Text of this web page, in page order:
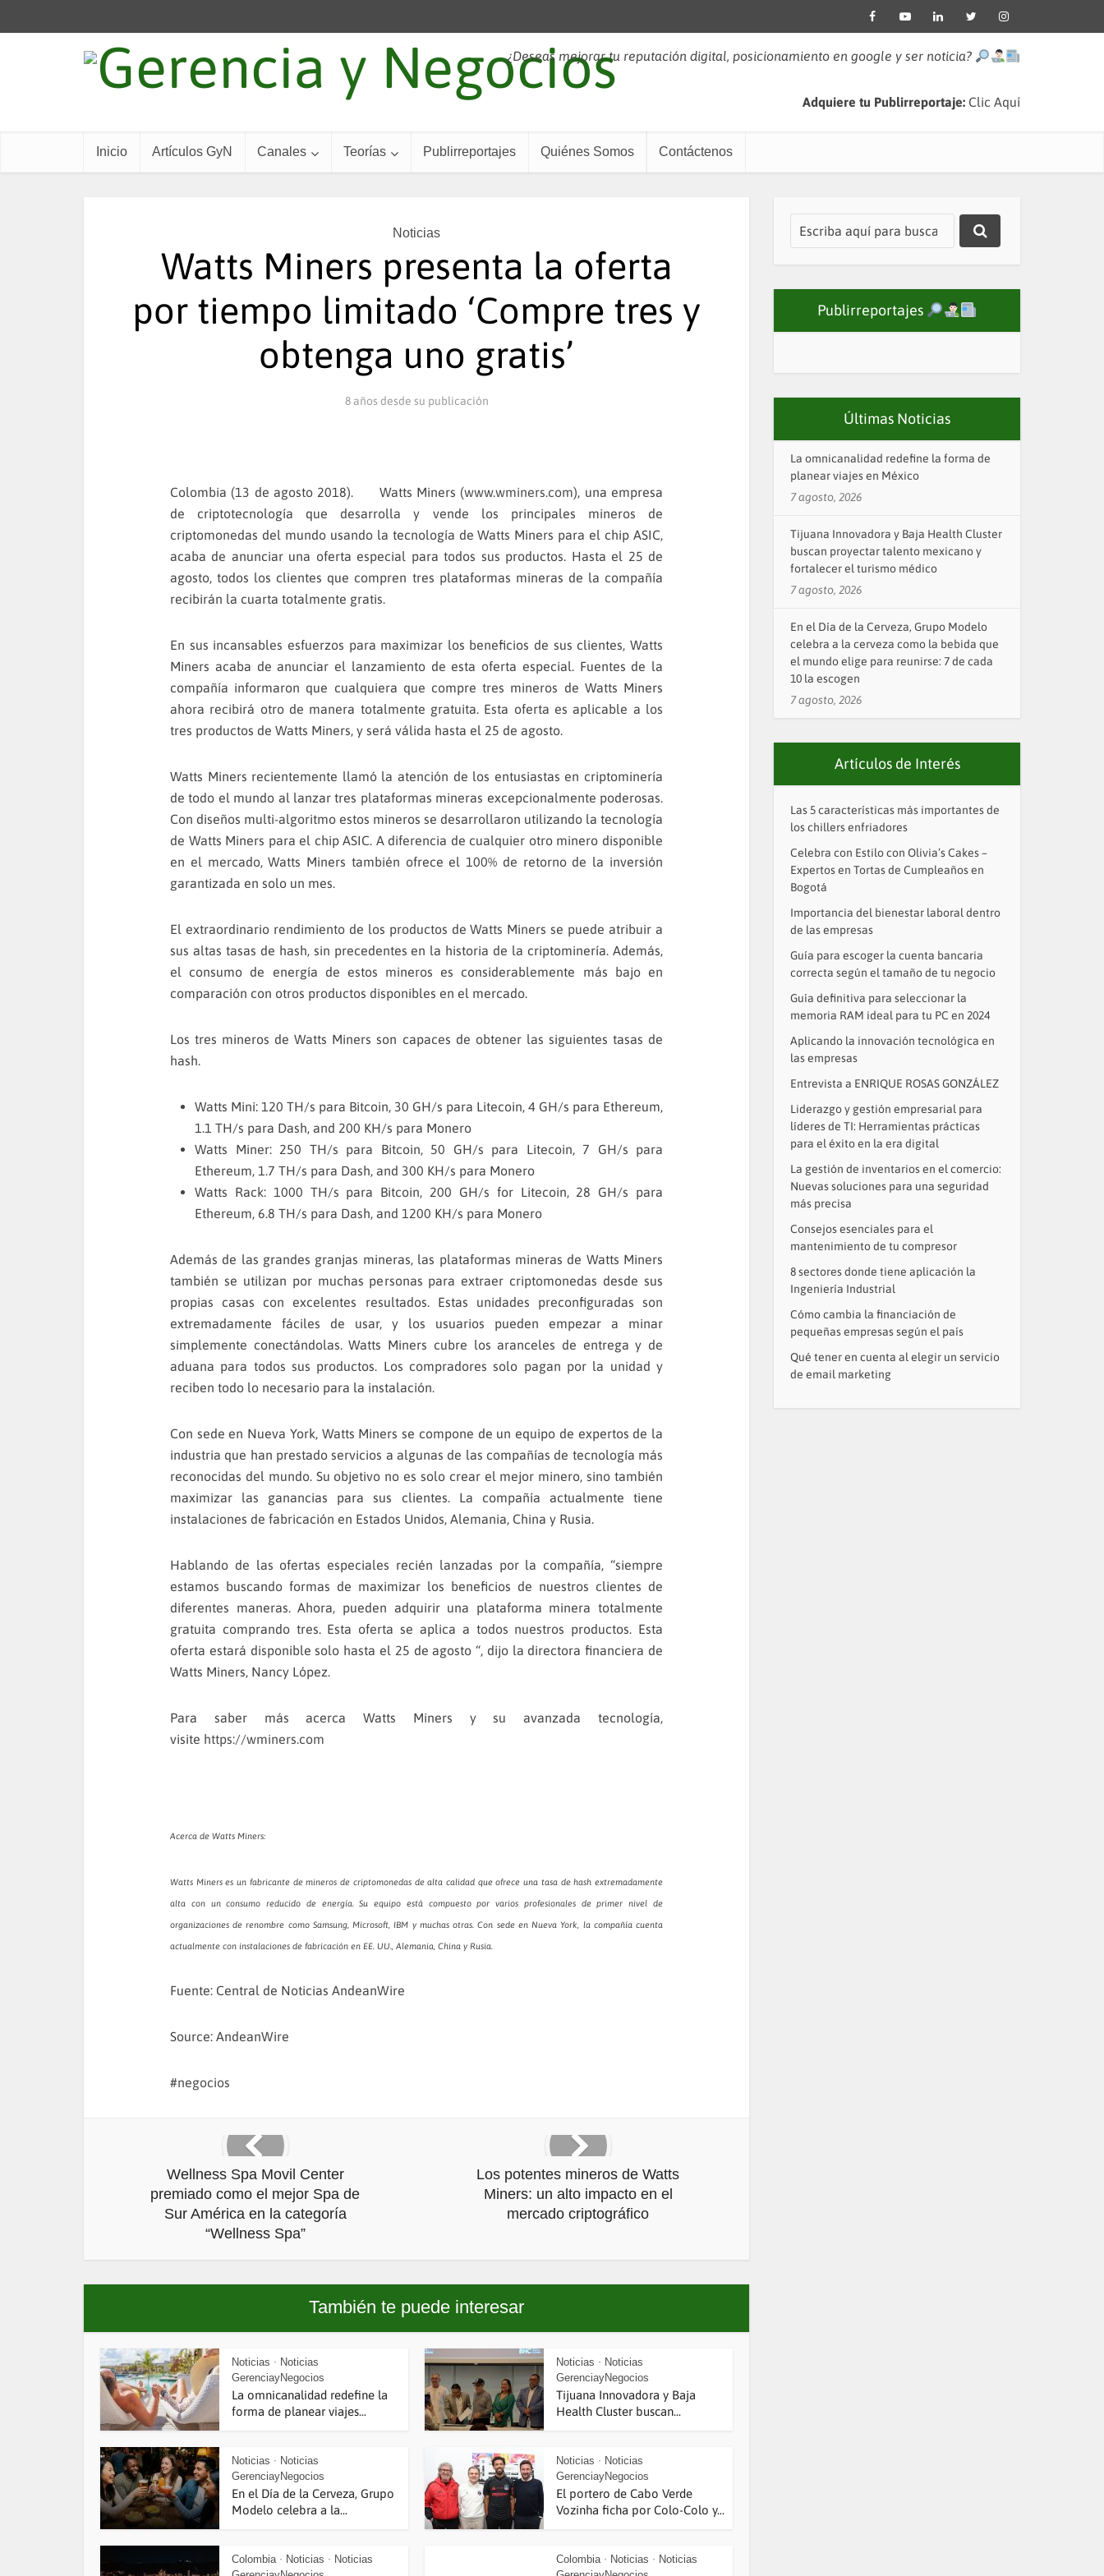
¿Deseas mejorar tu reputación digital, posicionamiento en google y ser noticia?
Adquiere tu Publirreportaje: Clic Aquí
Inicio Artículos GyN Canales Teorías Publirreportajes Quiénes Somos Contáctenos
Noticias
Watts Miners presenta la oferta
por tiempo limitado ‘Compre tres y
obtenga uno gratis’
8 años desde su publicación
Colombia (13 de agosto 2018). Watts Miners (www.wminers.com), una empresa
de criptotecnología que desarrolla y vende los principales mineros de
criptomonedas del mundo usando la tecnología de Watts Miners para el chip ASIC,
acaba de anunciar una oferta especial para todos sus productos. Hasta el 25 de
agosto, todos los clientes que compren tres plataformas mineras de la compañía
recibirán la cuarta totalmente gratis.
En sus incansables esfuerzos para maximizar los beneficios de sus clientes, Watts
Miners acaba de anunciar el lanzamiento de esta oferta especial. Fuentes de la
compañía informaron que cualquiera que compre tres mineros de Watts Miners
ahora recibirá otro de manera totalmente gratuita. Esta oferta es aplicable a los
tres productos de Watts Miners, y será válida hasta el 25 de agosto.
Watts Miners recientemente llamó la atención de los entusiastas en criptominería
de todo el mundo al lanzar tres plataformas mineras excepcionalmente poderosas.
Con diseños multi-algoritmo estos mineros se desarrollaron utilizando la tecnología
de Watts Miners para el chip ASIC. A diferencia de cualquier otro minero disponible
en el mercado, Watts Miners también ofrece el 100% de retorno de la inversión
garantizada en solo un mes.
El extraordinario rendimiento de los productos de Watts Miners se puede atribuir a
sus altas tasas de hash, sin precedentes en la historia de la criptominería. Además,
el consumo de energía de estos mineros es considerablemente más bajo en
comparación con otros productos disponibles en el mercado.
Los tres mineros de Watts Miners son capaces de obtener las siguientes tasas de
hash.
Watts Mini: 120 TH/s para Bitcoin, 30 GH/s para Litecoin, 4 GH/s para Ethereum,
1.1 TH/s para Dash, and 200 KH/s para Monero
Watts Miner: 250 TH/s para Bitcoin, 50 GH/s para Litecoin, 7 GH/s para
Ethereum, 1.7 TH/s para Dash, and 300 KH/s para Monero
Watts Rack: 1000 TH/s para Bitcoin, 200 GH/s for Litecoin, 28 GH/s para
Ethereum, 6.8 TH/s para Dash, and 1200 KH/s para Monero
Además de las grandes granjas mineras, las plataformas mineras de Watts Miners
también se utilizan por muchas personas para extraer criptomonedas desde sus
propias casas con excelentes resultados. Estas unidades preconfiguradas son
extremadamente fáciles de usar, y los usuarios pueden empezar a minar
simplemente conectándolas. Watts Miners cubre los aranceles de entrega y de
aduana para todos sus productos. Los compradores solo pagan por la unidad y
reciben todo lo necesario para la instalación.
Con sede en Nueva York, Watts Miners se compone de un equipo de expertos de la
industria que han prestado servicios a algunas de las compañías de tecnología más
reconocidas del mundo. Su objetivo no es solo crear el mejor minero, sino también
maximizar las ganancias para sus clientes. La compañía actualmente tiene
instalaciones de fabricación en Estados Unidos, Alemania, China y Rusia.
Hablando de las ofertas especiales recién lanzadas por la compañía, “siempre
estamos buscando formas de maximizar los beneficios de nuestros clientes de
diferentes maneras. Ahora, pueden adquirir una plataforma minera totalmente
gratuita comprando tres. Esta oferta se aplica a todos nuestros productos. Esta
oferta estará disponible solo hasta el 25 de agosto “, dijo la directora financiera de
Watts Miners, Nancy López.
Para saber más acerca Watts Miners y su avanzada tecnología,
visite https://wminers.com
Acerca de Watts Miners:
Watts Miners es un fabricante de mineros de criptomonedas de alta calidad que ofrece una tasa de hash extremadamente
alta con un consumo reducido de energía. Su equipo está compuesto por varios profesionales de primer nivel de
organizaciones de renombre como Samsung, Microsoft, IBM y muchas otras. Con sede en Nueva York, la compañía cuenta
actualmente con instalaciones de fabricación en EE. UU., Alemania, China y Rusia.
Fuente: Central de Noticias AndeanWire
Source: AndeanWire
negocios
Wellness Spa Movil Center
premiado como el mejor Spa de
Sur América en la categoría
“Wellness Spa”
Los potentes mineros de Watts
Miners: un alto impacto en el
mercado criptográfico
También te puede interesar
Noticias • Noticias
GerenciayNegocios
La omnicanalidad redefine la
forma de planear viajes...
Noticias • Noticias
GerenciayNegocios
Tijuana Innovadora y Baja
Health Cluster buscan...
Noticias • Noticias
GerenciayNegocios
En el Día de la Cerveza, Grupo
Modelo celebra a la...
Noticias • Noticias
GerenciayNegocios
El portero de Cabo Verde
Vozinha ficha por Colo-Colo y...
Colombia • Noticias • Noticias
Colombia • Noticias • Noticias
Publirreportajes
Últimas Noticias
La omnicanalidad redefine la forma de
planear viajes en México
7 agosto, 2026
Tijuana Innovadora y Baja Health Cluster
buscan proyectar talento mexicano y
fortalecer el turismo médico
7 agosto, 2026
En el Día de la Cerveza, Grupo Modelo
celebra a la cerveza como la bebida que
el mundo elige para reunirse: 7 de cada
10 la escogen
7 agosto, 2026
Artículos de Interés
Las 5 características más importantes de
los chillers enfriadores
Celebra con Estilo con Olivia’s Cakes –
Expertos en Tortas de Cumpleaños en
Bogotá
Importancia del bienestar laboral dentro
de las empresas
Guía para escoger la cuenta bancaria
correcta según el tamaño de tu negocio
Guía definitiva para seleccionar la
memoria RAM ideal para tu PC en 2024
Aplicando la innovación tecnológica en
las empresas
Entrevista a ENRIQUE ROSAS GONZÁLEZ
Liderazgo y gestión empresarial para
líderes de TI: Herramientas prácticas
para el éxito en la era digital
La gestión de inventarios en el comercio:
Nuevas soluciones para una seguridad
más precisa
Consejos esenciales para el
mantenimiento de tu compresor
8 sectores donde tiene aplicación la
Ingeniería Industrial
Cómo cambia la financiación de
pequeñas empresas según el país
Qué tener en cuenta al elegir un servicio
de email marketing